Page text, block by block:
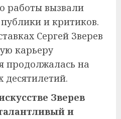
работы вызвали
и критиков.
Сергей Зверев
карьеру
продолжалась на
Зверев
и